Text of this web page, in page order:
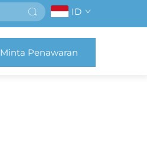
ID
Minta Penawaran